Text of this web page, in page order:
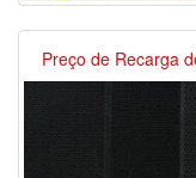
Preço de Recarga